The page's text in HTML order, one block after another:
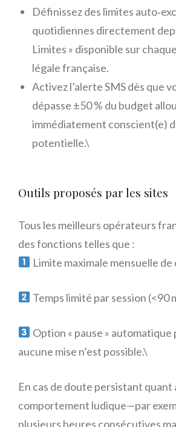
Définissez des limites
quotidiennes directement
Limites » disponible sur
légale française.
Activez l’alerte SMS dès que
dépasse ±50 % du budget
immédiatement conscient(e)
potentielle.\
Outils proposés par les sites
Tous les meilleurs opérateurs
des fonctions telles que :
Limite maximale mensuelle de
Temps limité par session (<90
Option « pause »
aucune mise n’est possible.\
En cas de doute persistant quant
comportement ludique—par
plusieurs heures consécutives